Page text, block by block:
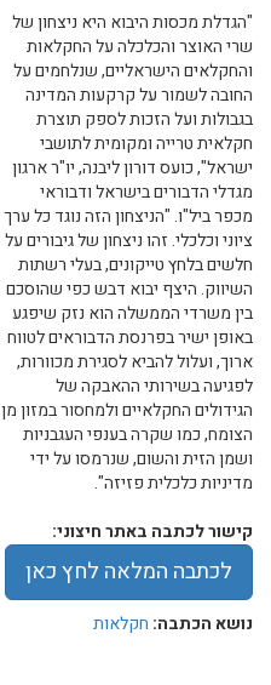
"הגדלת מכסות היבוא היא ניצחון של
שרי האוצר והכלכלה על החקלאות
והחקלאים הישראליים, שנלחמים על
החובה לשמור על קרקעות המדינה
בגבולות ועל הזכות לספק תוצרת
חקלאית טרייה ומקומית לתושבי
ישראל", כועס דורון ליבנה, יו"ר ארגון
מגדלי הדבורים בישראל ודבוראי
מכפר ביל"ו. "הניצחון הזה נוגד כל ערך
ציוני וכלכלי. זהו ניצחון של גיבורים על
חלשים בלחץ טייקונים, בעלי רשתות
השיווק. היצף יבוא דבש כפי שהוסכם
בין משרדי הממשלה הוא נזק שיפגע
באופן ישיר בפרנסת הדבוראים לטווח
ארוך, ועלול להביא לסגירת מכוורות,
לפגיעה בשירותי ההאבקה של
הגידולים החקלאיים ולמחסור במזון מן
הצומח, כמו שקרה בענפי העגבניות
ושמן הזית והשום, שנרמסו על ידי
מדיניות כלכלית פזיזה".
קישור לכתבה באתר חיצוני:
לכתבה המלאה לחץ כאן
נושא הכתבה: חקלאות